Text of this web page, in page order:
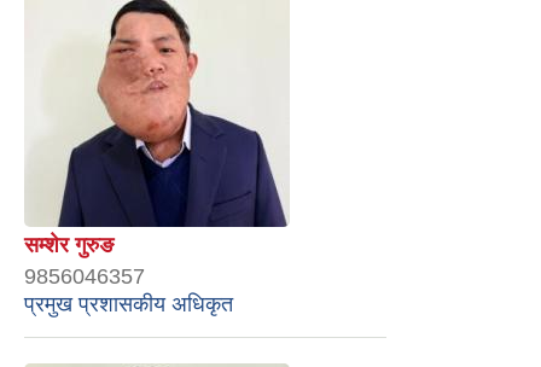
सम्शेर गुरुङ
9856046357
प्रमुख प्रशासकीय अधिकृत